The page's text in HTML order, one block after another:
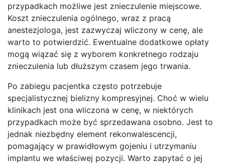
przypadkach możliwe jest znieczulenie miejscowe.
Koszt znieczulenia ogólnego, wraz z pracą
anestezjologa, jest zazwyczaj wliczony w cenę, ale
warto to potwierdzić. Ewentualne dodatkowe opłaty
mogą wiązać się z wyborem konkretnego rodzaju
znieczulenia lub dłuższym czasem jego trwania.
Po zabiegu pacjentka często potrzebuje
specjalistycznej bielizny kompresyjnej. Choć w wielu
klinikach jest ona wliczona w cenę, w niektórych
przypadkach może być sprzedawana osobno. Jest to
jednak niezbędny element rekonwalescencji,
pomagający w prawidłowym gojeniu i utrzymaniu
implantu we właściwej pozycji. Warto zapytać o jej